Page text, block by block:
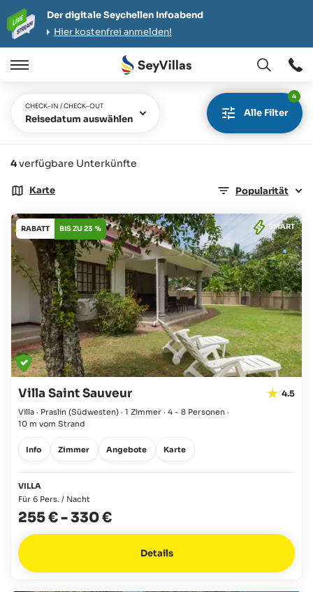
Der digitale Seychellen Infoabend
Hier kostenfrei anmelden!
Schließen
Öffnen
CHECK-IN / CHECK-OUT
Reisedatum auswählen Alle Filter
4
4verfügbare Unterkünfte
Karte Popularität
RABATT BIS ZU 23 % SMART
Villa Saint Sauveur 4.5
Villa · Praslin (Südwesten) · 1 Zimmer · 4 - 8 Personen ·
10 m vom Strand
Info Zimmer Angebote Karte
VILLA
Für 6 Pers. / Nacht
255 €-330 €
Details